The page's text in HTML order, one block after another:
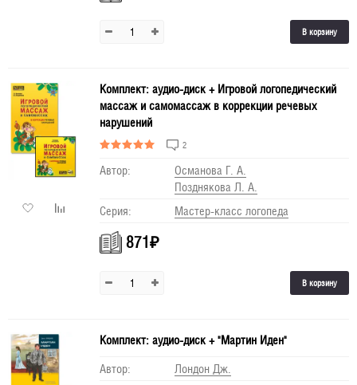
В корзину
Комплект: аудио-диск + Игровой логопедический
массаж и самомассаж в коррекции речевых
нарушений
2
Автор:
Османова Г. А.
Позднякова Л. А.
Серия:
Мастер-класс логопеда
871₽
В корзину
Комплект: аудио-диск + "Мартин Иден"
Автор:
Лондон Дж.